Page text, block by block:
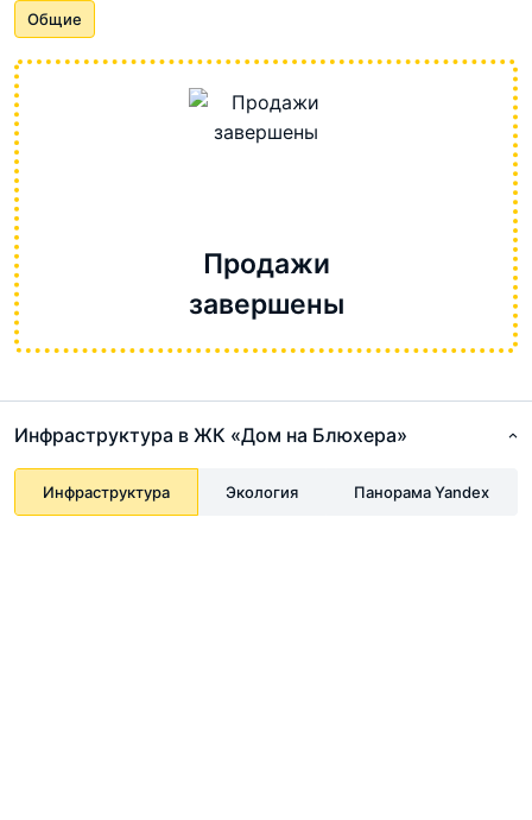
Общие
Продажи
завершены
Инфраструктура в ЖК «Дом на Блюхера»
Инфраструктура Экология Панорама Yandex